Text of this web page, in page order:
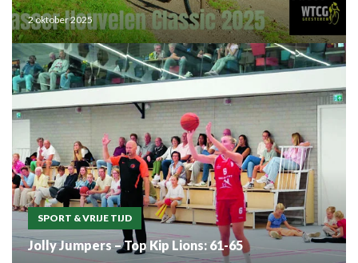
2 oktober 2025
SPORT & VRIJE TIJD
Jolly Jumpers – Top Kip Lions: 61-65